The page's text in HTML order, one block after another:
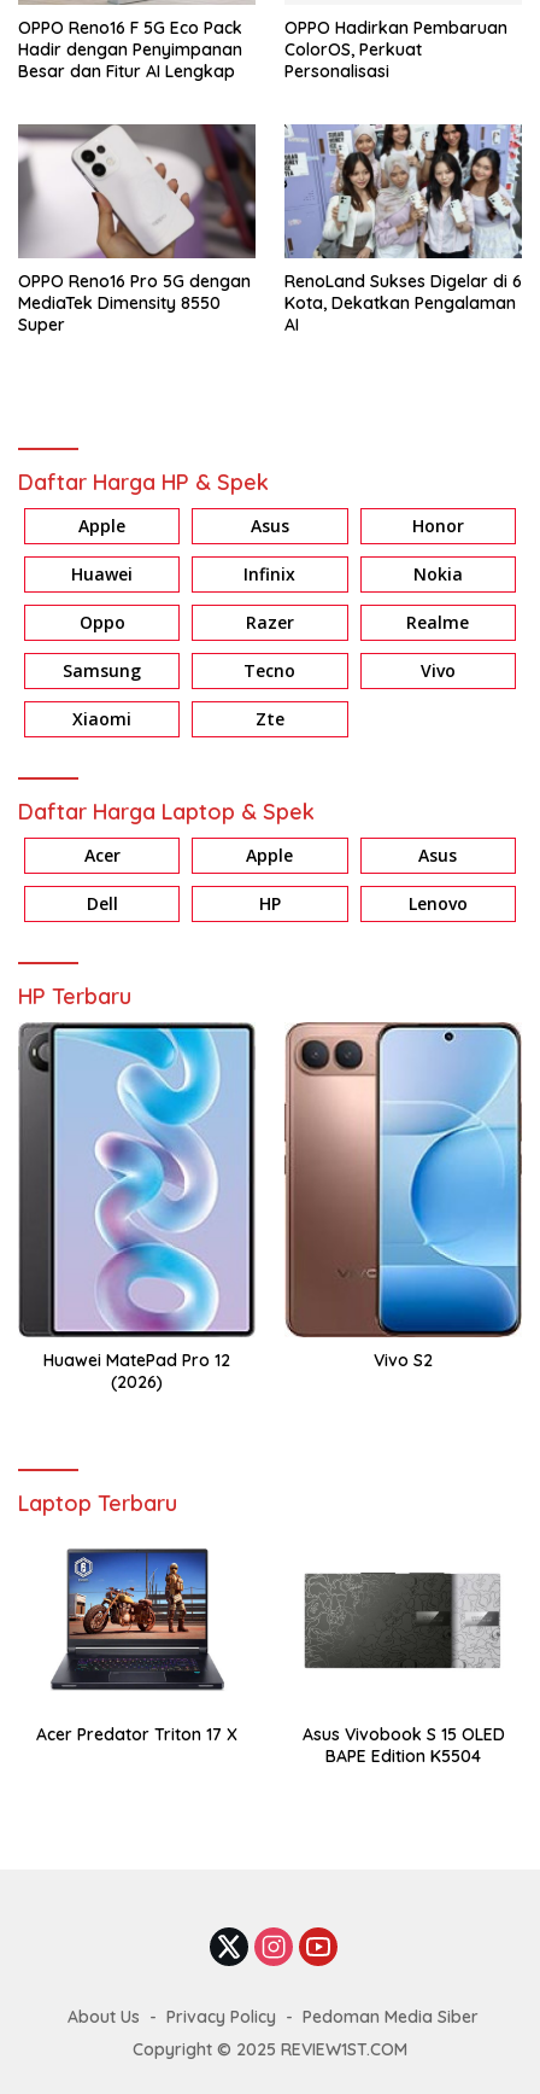
OPPO Reno16 F 5G Eco Pack
Hadir dengan Penyimpanan
Besar dan Fitur AI Lengkap
OPPO Hadirkan Pembaruan
ColorOS, Perkuat
Personalisasi
OPPO Reno16 Pro 5G dengan
MediaTek Dimensity 8550
Super
RenoLand Sukses Digelar di 6
Kota, Dekatkan Pengalaman
AI
Daftar Harga HP & Spek
Apple Asus Honor
Huawei Infinix Nokia
Oppo Razer Realme
Samsung Tecno Vivo
Xiaomi Zte
Daftar Harga Laptop & Spek
Acer Apple Asus
Dell HP Lenovo
HP Terbaru
Huawei MatePad Pro 12
(2026)
Vivo S2
Laptop Terbaru
Acer Predator Triton 17 X
Asus Vivobook S 15 OLED
BAPE Edition K5504
About Us Privacy Policy
Pedoman Media Siber
Copyright © 2025 REVIEW1ST.COM